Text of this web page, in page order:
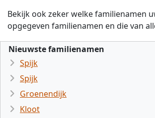
Bekijk ook zeker welke familienamen
opgegeven familienamen en die van
Nieuwste familienamen
Spijk
Spijk
Groenendijk
Kloot